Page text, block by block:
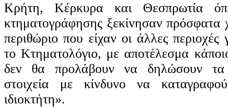
Κρήτη, Κέρκυρα και Θεσπρωτία
κτηματογράφησης ξεκίνησαν πρόσφατα
περιθώριο που είχαν οι άλλες
το Κτηματολόγιο, με αποτέλεσμα
δεν θα προλάβουν να δηλώσουν τα
στοιχεία με κίνδυνο να
ιδιοκτήτη».